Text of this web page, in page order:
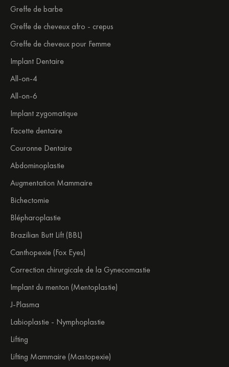
Greffe de barbe
Greffe de cheveux afro - crepus
Greffe de cheveux pour Femme
Implant Dentaire
All-on-4
All-on-6
Implant zygomatique
Facette dentaire
Couronne Dentaire
Abdominoplastie
Augmentation Mammaire
Bichectomie
Blépharoplastie
Brazilian Butt Lift (BBL)
Canthopexie (Fox Eyes)
Correction chirurgicale de la Gynecomastie
Implant du menton (Mentoplastie)
J-Plasma
Labioplastie - Nymphoplastie
Lifting
Lifting Mammaire (Mastopexie)